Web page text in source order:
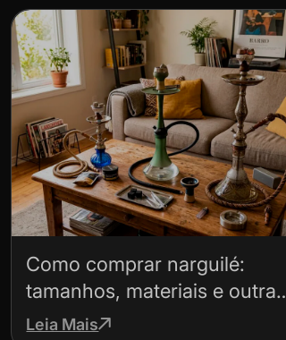
Como comprar narguilé:
tamanhos, materiais e outras
dicas
Leia Mais